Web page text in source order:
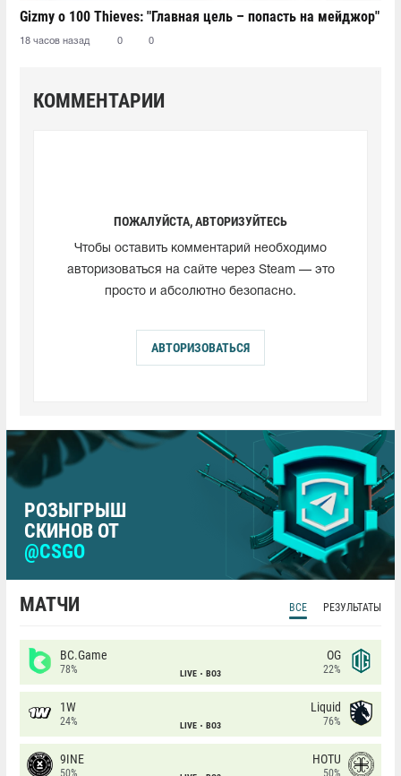
Gizmy о 100 Thieves: "Главная цель – попасть на мейджор"
18 часов назад 0 0
КОММЕНТАРИИ
ПОЖАЛУЙСТА, АВТОРИЗУЙТЕСЬ
Чтобы оставить комментарий необходимо
авторизоваться на сайте через Steam — это
просто и абсолютно безопасно.
АВТОРИЗОВАТЬСЯ
РОЗЫГРЫШ
СКИНОВ ОТ
@CSGO
МАТЧИ ВСЕ РЕЗУЛЬТАТЫ
BC.Game
78% LIVE BO3
OG
22%
1W
24% LIVE BO3
Liquid
76%
9INE
50%
HOTU
50%